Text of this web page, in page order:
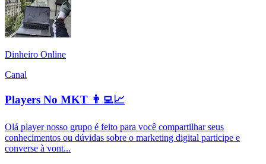
Dinheiro Online
Canal
Players No MKT 👨‍💻📈
Olá player nosso grupo é feito para você compartilhar seus
conhecimentos ou dúvidas sobre o marketing digital participe e
converse à vont...